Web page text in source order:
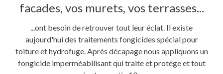
facades, vos murets, vos terrasses...
...ont besoin de retrouver tout leur éclat. Il existe
aujourd'hui des traitements fongicides spécial pour
toiture et hydrofuge. Après décapage nous appliquons un
fongicide imperméabilisant qui traite et protége et tout